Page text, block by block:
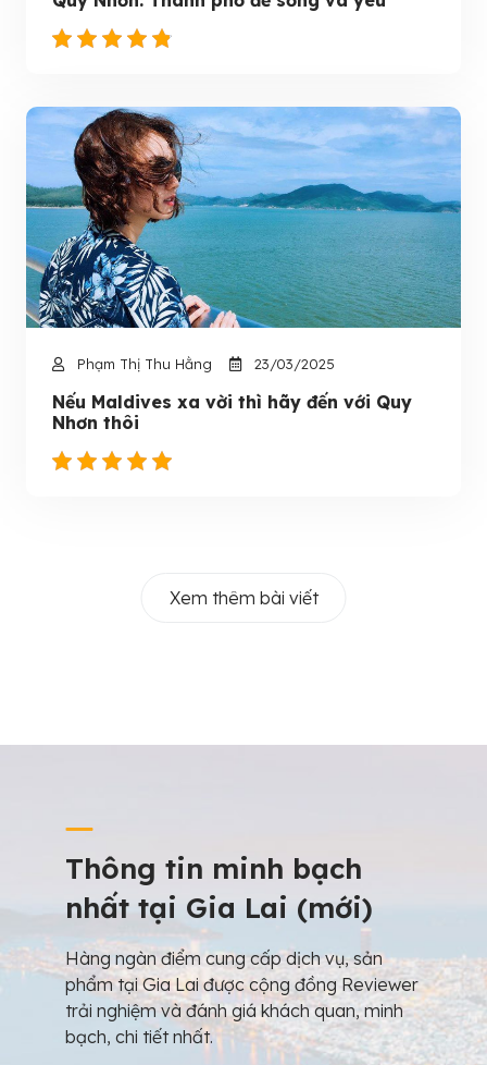
Phạm Thị Thu Hằng 23/03/2025
Nếu Maldives xa vời thì hãy đến với Quy
Nhơn thôi
Xem thêm bài viết
Thông tin minh bạch
nhất tại Gia Lai (mới)
Hàng ngàn điểm cung cấp dịch vụ, sản
phẩm tại Gia Lai được cộng đồng Reviewer
trải nghiệm và đánh giá khách quan, minh
bạch, chi tiết nhất.